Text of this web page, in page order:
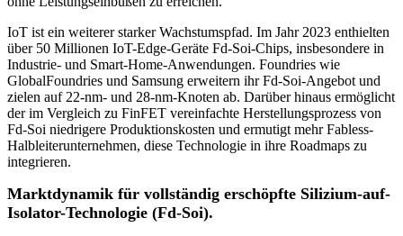
IoT ist ein weiterer starker Wachstumspfad. Im Jahr 2023 enthielten
über 50 Millionen IoT-Edge-Geräte Fd-Soi-Chips, insbesondere in
Industrie- und Smart-Home-Anwendungen. Foundries wie
GlobalFoundries und Samsung erweitern ihr Fd-Soi-Angebot und
zielen auf 22-nm- und 28-nm-Knoten ab. Darüber hinaus ermöglicht
der im Vergleich zu FinFET vereinfachte Herstellungsprozess von
Fd-Soi niedrigere Produktionskosten und ermutigt mehr Fabless-
Halbleiterunternehmen, diese Technologie in ihre Roadmaps zu
integrieren.
Marktdynamik für vollständig erschöpfte Silizium-auf-
Isolator-Technologie (Fd-Soi).